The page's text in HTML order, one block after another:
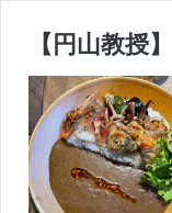
【円山教授